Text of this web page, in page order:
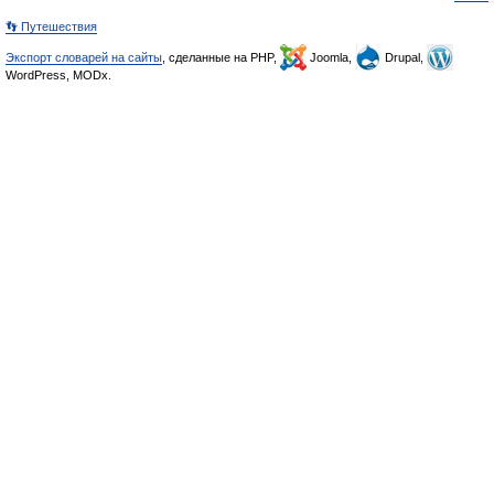
👣 Путешествия
Экспорт словарей на сайты, сделанные на PHP, Joomla,
Drupal,
WordPress, MODx.